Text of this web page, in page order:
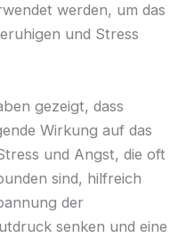
werden, um das
und Stress
gezeigt, dass
Wirkung auf das
und Angst, die oft
sind, hilfreich
der
senken und eine